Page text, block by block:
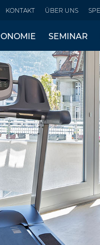
KONTAKT ÜBER UNS
SEMINAR